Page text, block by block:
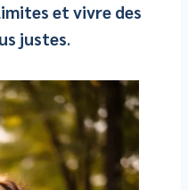
et vivre des
justes.